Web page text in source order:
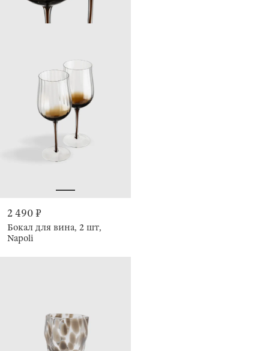
2 490 ₽
Бокал для вина, 2 шт,
Napoli